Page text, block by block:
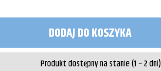
DODAJ DO KOSZYKA
Produkt dostępny na stanie (1 – 2 dni)